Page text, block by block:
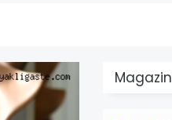
Magazin